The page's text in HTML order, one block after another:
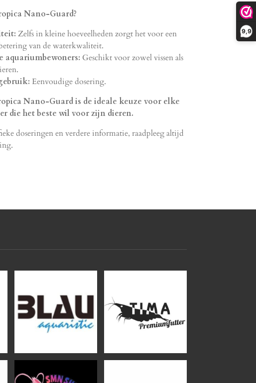
9,9
Nano-Guard?
Zelfs in kleine hoeveelheden zorgt het voor een
van de waterkwaliteit.
aquariumbewoners: Geschikt voor zowel vissen als
Eenvoudige dosering.
Nano-Guard is de ideale keuze voor elke
die het beste wil voor zijn dieren.
doseringen en verdere informatie, raadpleeg altijd